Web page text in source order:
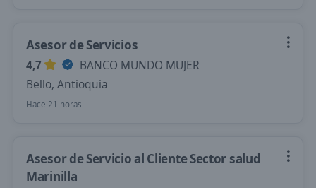
Asesor de Servicios
4,7
BANCO MUNDO MUJER
Bello, Antioquia
Hace 21 horas
Asesor de Servicio al Cliente Sector salud
Marinilla